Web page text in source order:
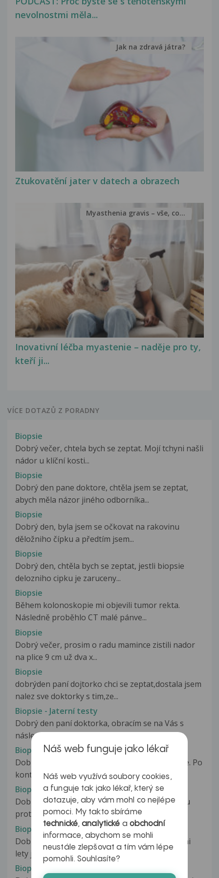
nevolnostmi měla...
Ztukovatění jater v datech a obrazech
Jak na zdravá játra?
Inovativní léčba myastenie – naděje pro ty,
kteří ji...
Myasthenia gravis – vše, co...
VÍCE DOTAZŮ Z PORADNY
Biopsie
Dobrý večer, chtela bych se zeptat. Mojí tchyni našli
nádor u klíční kosti...
Biopsie
Dobrý den pane doktore, chtěla jsem se zeptat,
abych měla názor jiného odborníka...
Biopsie
Dobrý den, byla jsem se očkovat na rakovinu
děložniho čípku a předtím jsem...
Biopsie
Dobrý den, chtěla bych se zeptat, jestli biopsie
delozniho cipku je zaruceny...
Biopsie
Během kolonoskopie mi objevili tumor rekta.
Následně proběhlo CT malé pánve...
Biopsie
Dobrý večer, prosim o radu mamince zistili nador
na plice 9 cm už dva x...
Biopsie
dobrýden paní dojtorko chci se zeptat,dostala jsem
nalez sve doktorky s tim,ze...
Biopsie - Jaterní testy
Dobrý den paní doktorka, obracím se na Vás s
následujícím dotazem. V roce 2002...
Biopsie CIN III
Dobrý den, prosím o informace k mé anamnéze. Po
kontrolní cytologii děl. čípku...
Biopsie čípku- krvácení
Dobrý den, ve čtvrtek jsem byla na Biopsii čípku
protože se mé Gynekoložce zdálo,...
Biopsie delozniho cipku
Dobry den, je mi 30 let, mam 2 lete dite,pred 7mi
lety jsem byla na ockovani...
Biopsie děložního čípku
Náš web funguje jako lékař
Náš web využívá soubory cookies,
a funguje tak jako lékař, který se
dotazuje, aby vám mohl co nejlépe
pomoci. My takto sbíráme
technické,analytické a obchodní
informace, abychom se mohli
neustále zlepšovat a tím vám lépe
pomohli. Souhlasíte?